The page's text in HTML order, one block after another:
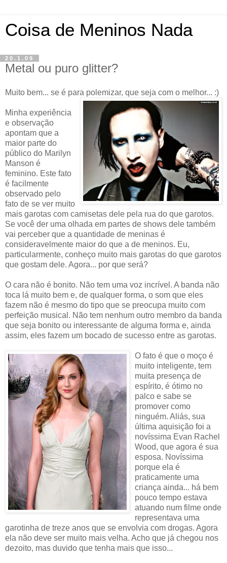
Coisa de Meninos Nada
20.1.09
Metal ou puro glitter?
Muito bem... se é para polemizar, que seja com o melhor... :)
Minha experiência
e observação
apontam que a
maior parte do
público do Marilyn
Manson é
feminino. Este fato
é facilmente
observado pelo
fato de se ver muito
mais garotas com camisetas dele pela rua do que garotos.
Se você der uma olhada em partes de shows dele também
vai perceber que a quantidade de meninas é
consideravelmente maior do que a de meninos. Eu,
particularmente, conheço muito mais garotas do que garotos
que gostam dele. Agora... por que será?
O cara não é bonito. Não tem uma voz incrível. A banda não
toca lá muito bem e, de qualquer forma, o som que eles
fazem não é mesmo do tipo que se preocupa muito com
perfeição musical. Não tem nenhum outro membro da banda
que seja bonito ou interessante de alguma forma e, ainda
assim, eles fazem um bocado de sucesso entre as garotas.
O fato é que o moço é
muito inteligente, tem
muita presença de
espírito, é ótimo no
palco e sabe se
promover como
ninguém. Aliás, sua
última aquisição foi a
novíssima Evan Rachel
Wood, que agora é sua
esposa. Novíssima
porque ela é
praticamente uma
criança ainda... há bem
pouco tempo estava
atuando num filme onde
representava uma
garotinha de treze anos que se envolvia com drogas. Agora
ela não deve ser muito mais velha. Acho que já chegou nos
dezoito, mas duvido que tenha mais que isso...